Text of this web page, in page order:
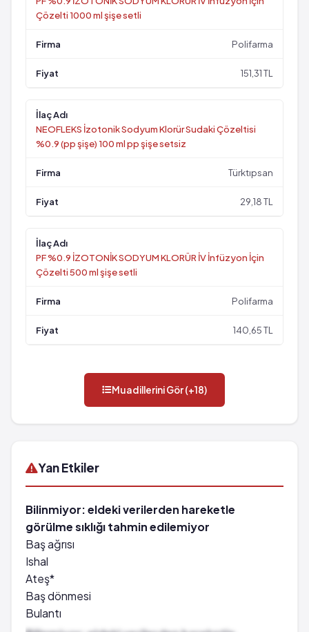
Çözelti 1000 ml şişe setli
Polifarma
151,31 TL
NEOFLEKS İzotonik Sodyum Klorür Sudaki Çözeltisi
%0.9 (pp şişe) 100 ml pp şişe setsiz
Türktıpsan
29,18 TL
PF %0.9 İZOTONİK SODYUM KLORÜR İV İnfüzyon İçin
Çözelti 500 ml şişe setli
Polifarma
140,65 TL
Muadillerini Gör (+18)
Yan Etkiler
Bilinmiyor: eldeki verilerden hareketle
görülme sıklığı tahmin edilemiyor
Baş ağrısı
Ishal
Ateş*
Baş dönmesi
Bulantı